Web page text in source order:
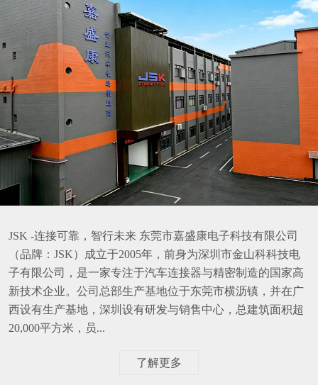
JSK -连接可靠，智行未来 东莞市嘉盛康电子科技有限公司
（品牌：JSK）成立于2005年，前身为深圳市金山科科技电
子有限公司，是一家专注于汽车连接器与精密制造的国家高
新技术企业。公司总部生产基地位于东莞市横沥镇，并在广
西设有生产基地，深圳设有研发与销售中心，总建筑面积超
20,000平方米，员...
了解更多